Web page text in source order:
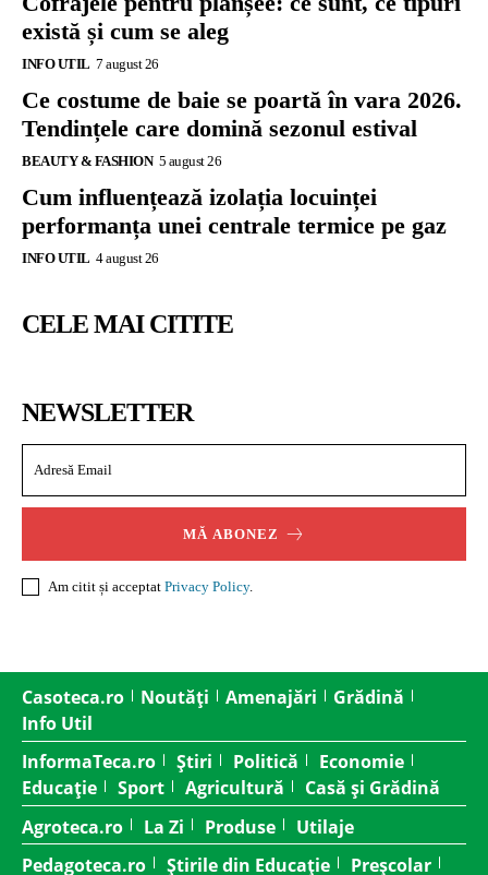
există și cum se aleg
INFO UTIL 7 august 26
Ce costume de baie se poartă în vara 2026.
Tendințele care domină sezonul estival
BEAUTY & FASHION 5 august 26
Cum influențează izolația locuinței
performanța unei centrale termice pe gaz
INFO UTIL 4 august 26
CELE MAI CITITE
NEWSLETTER
MĂ ABONEZ
Am citit și acceptat Privacy Policy.
Casoteca.ro Noutăți Amenajări
Grădină
Info Util
InformaTeca.ro
Știri Politică
Economie
Educație
Sport Agricultură
Casă și Grădină
Agroteca.ro
La Zi Produse
Utilaje
Pedagoteca.ro
Știrile din Educație Preșcolar